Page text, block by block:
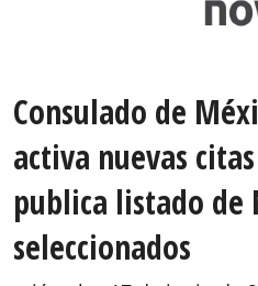
Consulado de
activa nuevas
publica listado de
seleccionados